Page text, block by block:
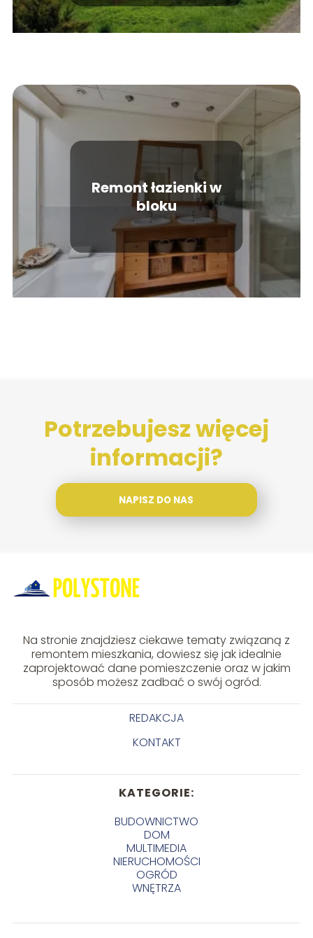
Remont łazienki w
bloku
Potrzebujesz więcej
informacji?
NAPISZ DO NAS
Na stronie znajdziesz ciekawe tematy związaną z
remontem mieszkania, dowiesz się jak idealnie
zaprojektować dane pomieszczenie oraz w jakim
sposób możesz zadbać o swój ogród.
REDAKCJA
KONTAKT
KATEGORIE:
BUDOWNICTWO
DOM
MULTIMEDIA
NIERUCHOMOŚCI
OGRÓD
WNĘTRZA